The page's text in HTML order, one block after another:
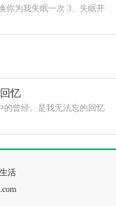
你为我失眠一次 3、失眠开
忆
的曾经、是我无法忘的回忆
活